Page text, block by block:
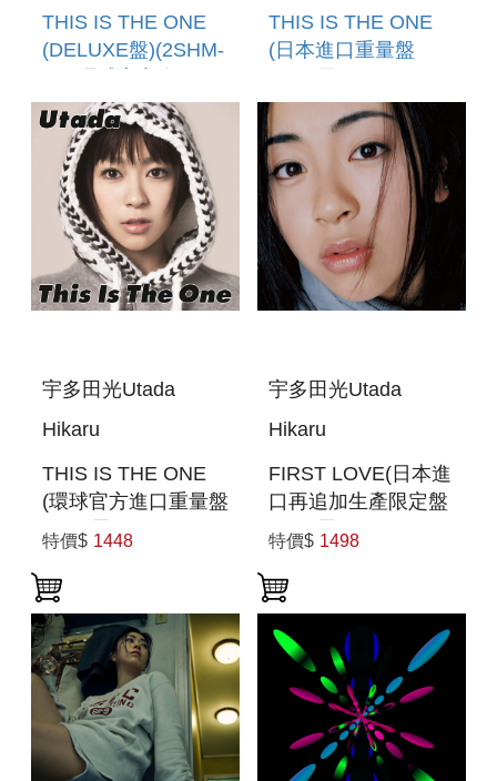
THIS IS THE ONE
(DELUXE盤)(2SHM-
(預購至6/12 12:00
止)
THIS IS THE ONE
(日本進口重量盤
至5/24 12:00止)
宇多田光Utada
Hikaru
THIS IS THE ONE
(環球官方進口重量盤
180G黑膠LP) (預購
至6/12 12:00止)
特價$ 1448
宇多田光Utada
Hikaru
FIRST LOVE(日本進
口再追加生產限定盤
180G黑膠2LP)
特價$ 1498